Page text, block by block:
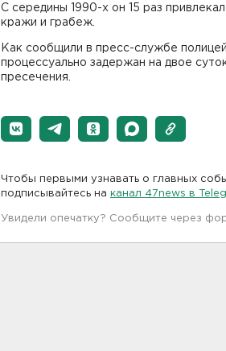
С середины 1990-х он 15 раз
кражи и грабеж.
Как сообщили в пресс-службе
процессуально задержан на двое
пресечения.
Чтобы первыми узнавать о главных
подписывайтесь на канал 47news в
Увидели опечатку? Сообщите через